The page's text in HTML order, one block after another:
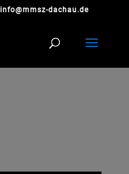
info@mmsz-dachau.de